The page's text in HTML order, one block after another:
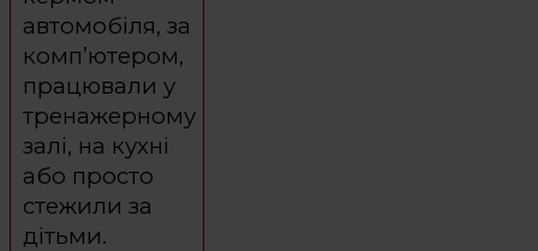
автомобіля, за
комп’ютером,
працювали у
тренажерному
залі, на кухні
або просто
стежили за
дітьми.